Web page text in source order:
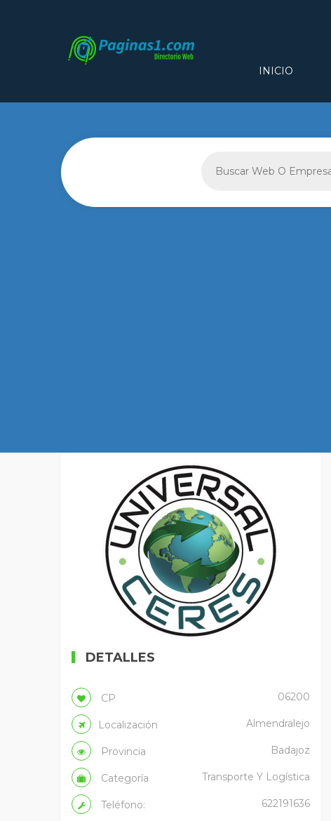
INICIO
DETALLES
CP 06200
Localización Almendralejo
Provincia Badajoz
Categoría Transporte Y Logística
Teléfono: 622191636